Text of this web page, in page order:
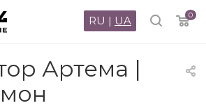
0
RU | UA
Артема |